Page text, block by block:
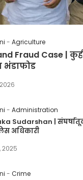
Agriculture
Fraud Case |
भंडाफोड
Administration
Sudarshan |
अधिकारी
२०२५
Crime